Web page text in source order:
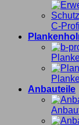
C-Profil
Anbauteile